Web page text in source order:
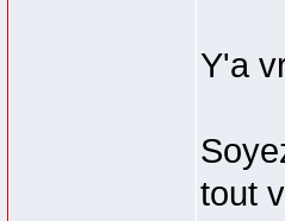
Y'a
tout